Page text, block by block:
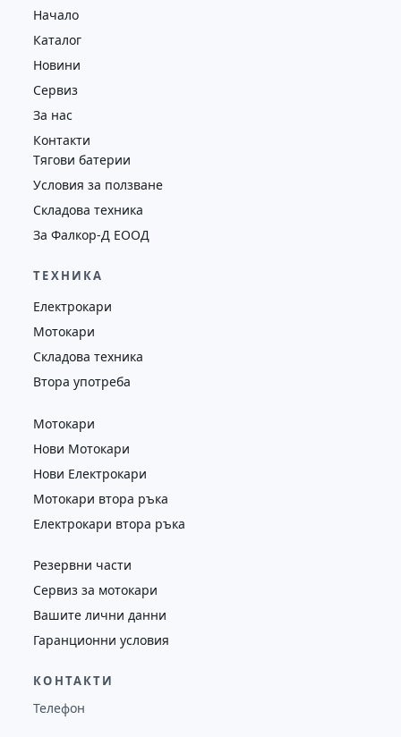
4352
Начало
Каталог
Новини
Сервиз
За нас
Контакти
Тягови батерии
Условия за ползване
Складова техника
За Фалкор-Д ЕООД
ТЕХНИКА
Електрокари
Мотокари
Складова техника
Втора употреба
Мотокари
Нови Мотокари
Нови Електрокари
Мотокари втора ръка
Електрокари втора ръка
Резервни части
Сервиз за мотокари
Вашите лични данни
Гаранционни условия
КОНТАКТИ
Телефон